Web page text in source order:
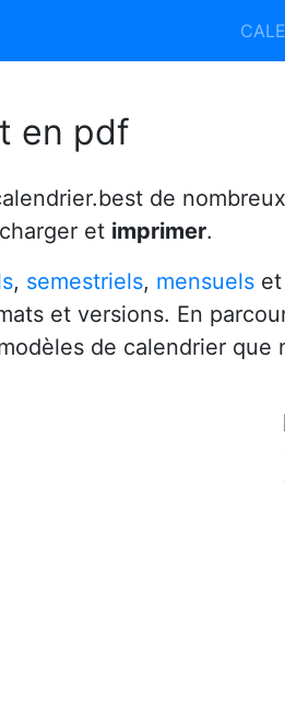
Calendrier
en pdf
de nombreux
et imprimer.
, semestriels, mensuelset
et versions. En
de calendrier que